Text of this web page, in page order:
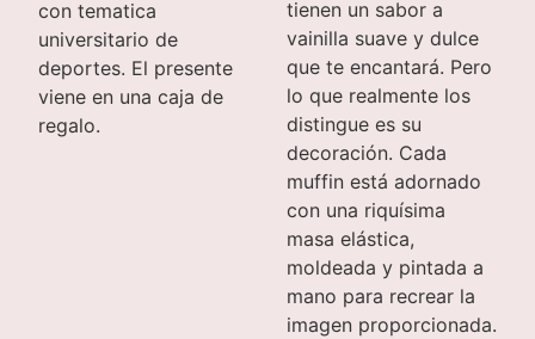
con tematica
universitario de
deportes. El presente
viene en una caja de
regalo.
tienen un sabor a
vainilla suave y dulce
que te encantará. Pero
lo que realmente los
distingue es su
decoración. Cada
muffin está adornado
con una riquísima
masa elástica,
moldeada y pintada a
mano para recrear la
imagen proporcionada.